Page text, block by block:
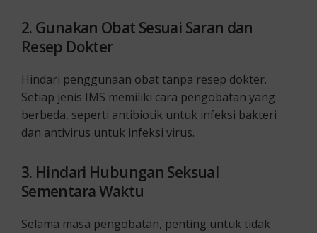
2. Gunakan Obat Sesuai Saran dan
Resep Dokter
Hindari penggunaan obat tanpa resep dokter.
Setiap jenis IMS memiliki cara pengobatan yang
berbeda, seperti antibiotik untuk infeksi bakteri
dan antivirus untuk infeksi virus.
3. Hindari Hubungan Seksual
Sementara Waktu
Selama masa pengobatan, penting untuk tidak